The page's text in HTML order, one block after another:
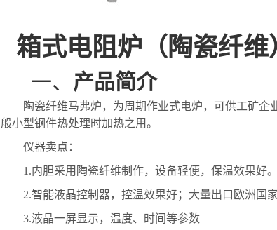
箱式电阻炉（陶瓷纤维
一、 产品简介
陶瓷纤维马弗炉，为周期作业式电炉，可供工矿
般小型钢件热处理时加热之用。
仪器卖点：
1.内胆采用陶瓷纤维制作，设备轻便，保温效果好。
2.智能液晶控制器，控温效果好；大量出口欧洲国家
3.液晶一屏显示，温度、时间等参数